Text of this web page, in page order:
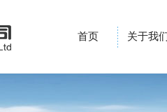
首页 关于我